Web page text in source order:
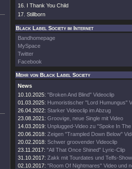
16. I Thank You Child
17. Stillborn
Black Label Society im Internet
Bandhomepage
MySpace
Twitter
Facebook
Mehr von Black Label Society
News
10.10.2025: "Broken And Blind" Videoclip
01.03.2025: Humoristischer "Lord Humungus"
26.04.2022: Starker Videoclip im Abzug
23.08.2021: Groovige, neue Single mit Video
14.03.2019: Unplugged-Video zu "Spoke In The
20.06.2018: Zeigen "Trampled Down Below"
20.02.2018: Schwer groovender Videoclip
23.11.2017: "All That Once Shined" Lyric-Clip
31.10.2017: Zakk mit Tourdates und Telfs-
02.10.2017: "Room Of Nightmares" Video und